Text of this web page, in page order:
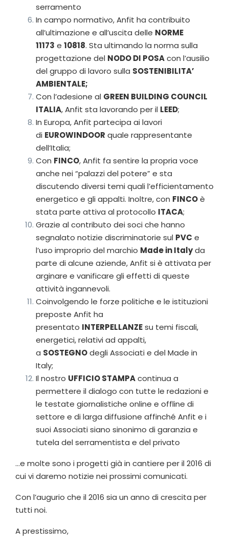
serramento
In campo normativo, Anfit ha contribuito
all’ultimazione e all’uscita delle NORME
11173 e 10818. Sta ultimando la norma sulla
progettazione del NODO DI POSAcon l’ausilio
del gruppo di lavoro sulla SOSTENIBILITA’
AMBIENTALE;
Con l’adesione al GREEN BUILDING COUNCIL
ITALIA, Anfit sta lavorando per il LEED;
In Europa, Anfit partecipa ai lavori
di EUROWINDOOR quale rappresentante
dell’Italia;
Con FINCO, Anfit fa sentire la propria voce
anche nei “palazzi del potere” e sta
discutendo diversi temi quali l’efficientamento
energetico e gli appalti. Inoltre, con FINCOè
stata parte attiva al protocollo ITACA;
Grazie al contributo dei soci che hanno
segnalato notizie discriminatorie sul PVC e
l’uso improprio del marchio Made in Italyda
parte di alcune aziende, Anfit si è attivata per
arginare e vanificare gli effetti di queste
attività ingannevoli.
Coinvolgendo le forze politiche e le istituzioni
preposte Anfit ha
presentato INTERPELLANZEsu temi fiscali,
energetici, relativi ad appalti,
a SOSTEGNOdegli Associati e del Made in
Italy;
Il nostro UFFICIO STAMPAcontinua a
permettere il dialogo con tutte le redazioni e
le testate giornalistiche online e offline di
settore e di larga diffusione affinché Anfit e i
suoi Associati siano sinonimo di garanzia e
tutela del serramentista e del privato
…e molte sono i progetti già in cantiere per il 2016 di
cui vi daremo notizie nei prossimi comunicati.
Con l’augurio che il 2016 sia un anno di crescita per
tutti noi.
A prestissimo,